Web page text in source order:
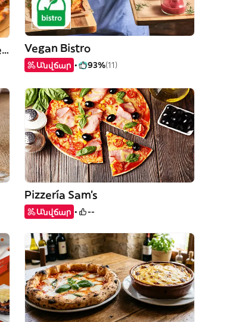
Tres Reyes Doner Kebab y Pizzería Fuenlabrada Vegan Bistro
Անվճար 93%(11)
Pizzería Sam's
Անվճար --